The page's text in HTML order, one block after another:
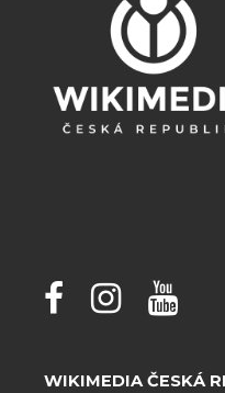
WIKIMEDIA ČESKÁ